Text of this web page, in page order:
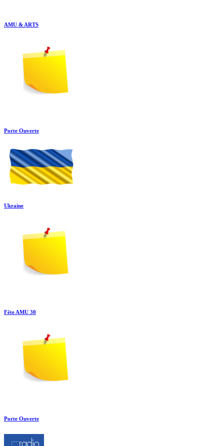
AMU & ARTS
Porte Ouverte
Ukraine
Fête AMU 30
Porte Ouverte